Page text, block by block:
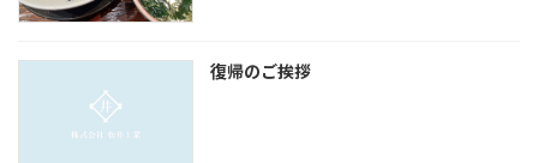
復帰のご挨拶